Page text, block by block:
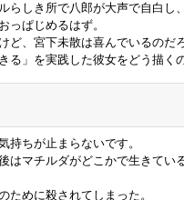
らしき所で八郎が大声で自白し
っぱじめるはず。
ど、宮下未散は喜んでいるのだ
る」を実践した彼女をどう描く
持ちが止まらないです。
はマチルダがどこかで生きてい
ために殺されてしまった。